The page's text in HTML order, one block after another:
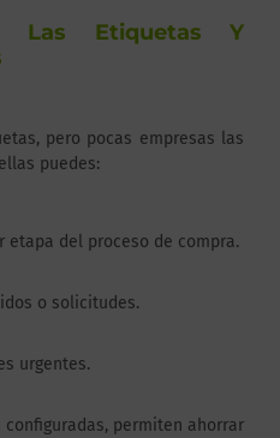
Etiquetas Y
pero pocas empresas las
puedes:
etapa del proceso de compra.
o solicitudes.
urgentes.
configuradas, permiten ahorrar